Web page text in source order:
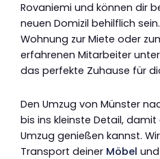
Rovaniemi und können dir
neuen Domizil behilflich
Wohnung zur Miete oder
erfahrenen Mitarbeiter
das perfekte Zuhause für
Den Umzug von Münster
bis ins kleinste Detail,
Umzug genießen kannst.
Transport deiner Möbel